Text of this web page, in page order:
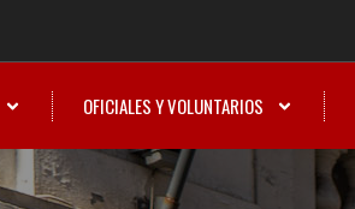
OFICIALES Y VOLUNTARIOS